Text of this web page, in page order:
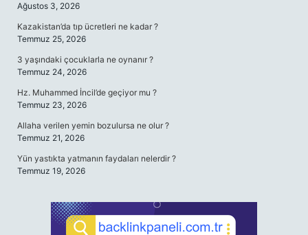
Ağustos 3, 2026
Kazakistan’da tıp ücretleri ne kadar ?
Temmuz 25, 2026
3 yaşındaki çocuklarla ne oynanır ?
Temmuz 24, 2026
Hz. Muhammed İncil’de geçiyor mu ?
Temmuz 23, 2026
Allaha verilen yemin bozulursa ne olur ?
Temmuz 21, 2026
Yün yastıkta yatmanın faydaları nelerdir ?
Temmuz 19, 2026